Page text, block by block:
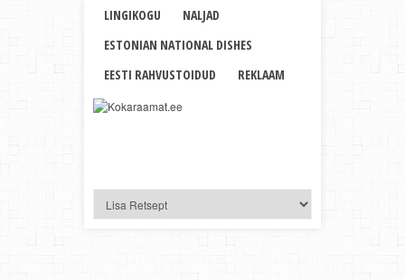
LINGIKOGU
NALJAD
ESTONIAN NATIONAL DISHES
EESTI RAHVUSTOIDUD
REKLAAM